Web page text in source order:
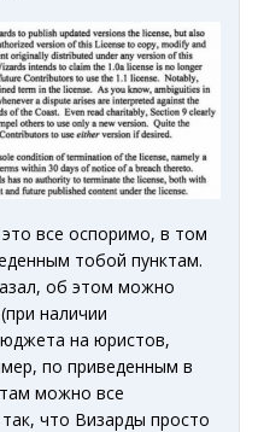
все оспоримо, в том
тобой пунктам.
об этом можно
наличии
на юристов,
по приведенным в
можно все
что Визарды просто